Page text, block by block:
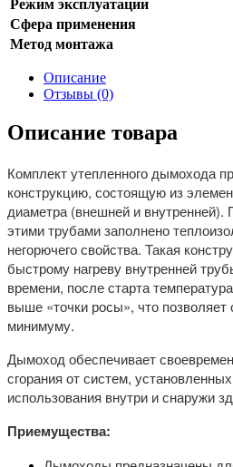
Режим эксплуатации
Сфера применения
Метод монтажа
Описание
Отзывы (0)
Описание товара
Комплект утепленного дымохода
конструкцию, состоящую из
диаметра (внешней и внутренней).
этими трубами заполнено
негорючего свойства. Такая
быстрому нагреву внутренней
времени, после старта
выше «точки росы», что позволяет
минимуму.
Дымоход обеспечивает
сгорания от систем,
использования внутри и снаружи
Приемущества: